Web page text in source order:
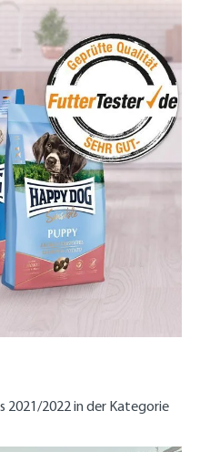
2021/2022 in der Kategorie